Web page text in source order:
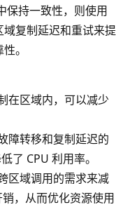
保持一致性，则使用
复制延迟和重试来提
。
在区域内，可以减少
障转移和复制延迟的
了 CPU 利用率。
区域调用的需求来减
，从而优化资源使用